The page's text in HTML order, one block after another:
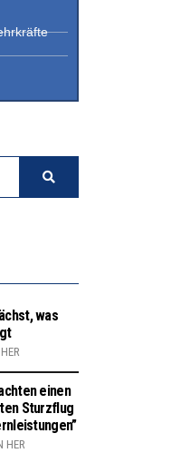
was
einen
Sturzflug
HER